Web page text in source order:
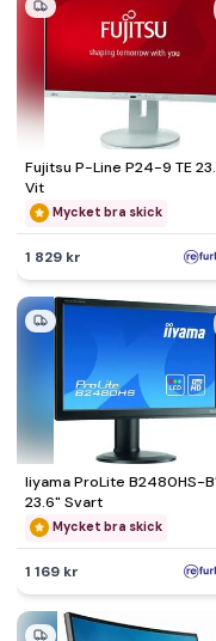
Fujitsu P-Line P24-9 TE
Vit
Mycket bra skick
1 829 kr
Iiyama ProLite B2480HS-
23.6" Svart
Mycket bra skick
1 169 kr